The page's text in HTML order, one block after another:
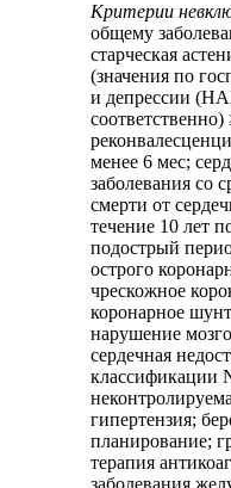
Критерии
общему
старческая
(значения по
и депрессии
менее 6 мес;
заболевания со
смерти от
течение 10 лет
подострый
острого
чрескожное
коронарное
нарушение
сердечная
классификации
гипертензия;
планирование;
терапия
заболевания